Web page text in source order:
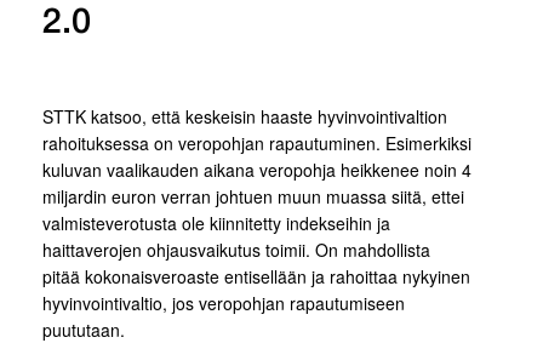
2.0
STTK katsoo, että keskeisin haaste hyvinvointivaltion
rahoituksessa on veropohjan rapautuminen. Esimerkiksi
kuluvan vaalikauden aikana veropohja heikkenee noin 4
miljardin euron verran johtuen muun muassa siitä, ettei
valmisteverotusta ole kiinnitetty indekseihin ja
haittaverojen ohjausvaikutus toimii. On mahdollista
pitää kokonaisveroaste entisellään ja rahoittaa nykyinen
hyvinvointivaltio, jos veropohjan rapautumiseen
puututaan.